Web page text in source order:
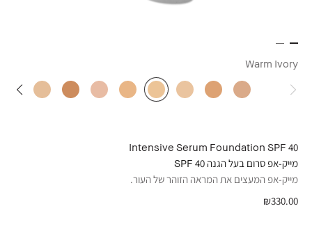
Warm Ivory
Intensive Serum Foundation SPF 40
מייק-אפ סרום בעל הגנה 40 SPF
מייק-אפ המעצים את המראה הזוהר של העור.
₪330.00